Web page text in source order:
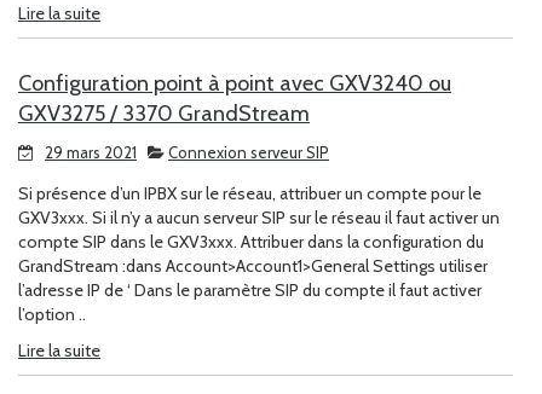
Lire la suite
Configuration point à point avec GXV3240 ou
GXV3275 / 3370 GrandStream
29 mars 2021 Connexion serveur SIP
Si présence d’un IPBX sur le réseau, attribuer un compte pour le
GXV3xxx. Si il n’y a aucun serveur SIP sur le réseau il faut activer un
compte SIP dans le GXV3xxx. Attribuer dans la configuration du
GrandStream :dans Account>Account1>General Settings utiliser
l’adresse IP de ‘ Dans le paramètre SIP du compte il faut activer
l’option ..
Lire la suite